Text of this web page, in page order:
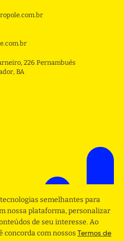
226 Pernambués
BA
semelhantes para
nossa plataforma, personalizar
de seu interesse. Ao
concorda com nossos Termos de